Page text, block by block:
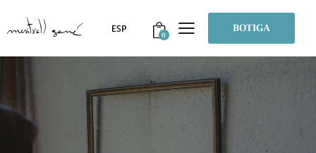
0 BOTIGA